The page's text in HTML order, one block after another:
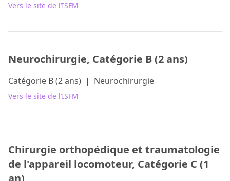
Vers le site de l’ISFM
Neurochirurgie, Catégorie B (2 ans)
Catégorie B (2 ans) | Neurochirurgie
Vers le site de l’ISFM
Chirurgie orthopédique et traumatologie
de l'appareil locomoteur, Catégorie C (1